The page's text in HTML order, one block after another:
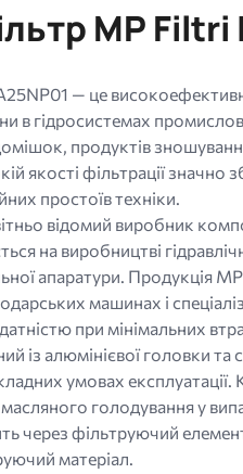
MP Filtri
— це
в гідросистемах
продуктів
якості фільтрації значно
простоїв техніки.
відомий виробник
на виробництві
апаратури. Продукція MP
машинах і
при мінімальних
із алюмінієвої головки
умовах
голодування у
через фільтруючий
матеріал.